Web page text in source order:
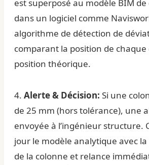
est superposé au modèle BIM
dans un logiciel comme
algorithme de détection de
comparant la position de chaque
position théorique.
4. Alerte & Décision: Si une
de 25 mm (hors tolérance), une
envoyée à l’ingénieur structure.
jour le modèle analytique avec
de la colonne et relance